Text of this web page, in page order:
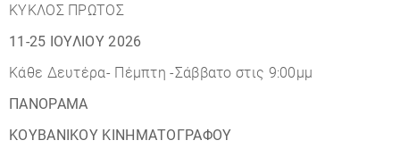
ΚΥΚΛΟΣ ΠΡΩΤΟΣ
11-25 ΙΟΥΛΙΟΥ 2026
Κάθε Δευτέρα- Πέμπτη -Σάββατο στις 9:00μμ
ΠΑΝΟΡΑΜΑ
ΚΟΥΒΑΝΙΚΟΥ ΚΙΝΗΜΑΤΟΓΡΑΦΟΥ